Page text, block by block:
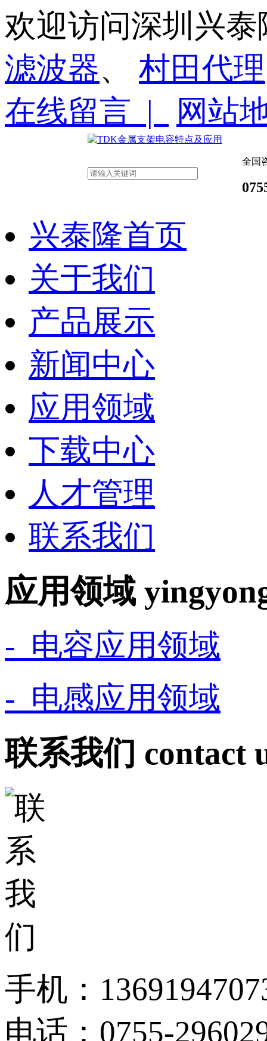
欢迎访问深圳兴
滤波器、 村田代理
在线留言 |
网站
全国
兴泰隆首页
关于我们
产品展示
新闻中心
应用领域
下载中心
人才管理
联系我们
应用领域
- 电容应用领域
- 电感应用领域
联系我们 contact
手机：
电话：0755-